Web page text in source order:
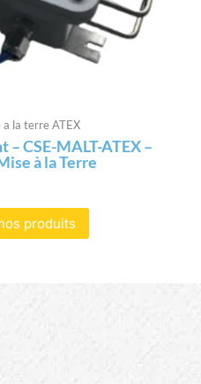
la terre ATEX
CSE-MALT-ATEX –
à la Terre
produits